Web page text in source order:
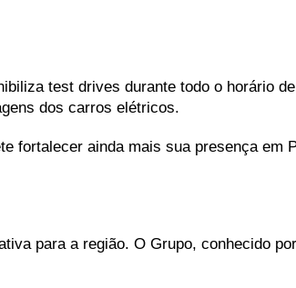
test drives durante todo o horário
dos carros elétricos.
fortalecer ainda mais sua presença em
para a região. O Grupo, conhecido